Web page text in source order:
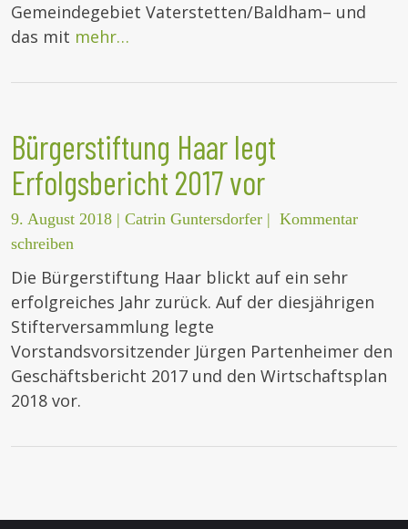
Gemeindegebiet Vaterstetten/Baldham– und
das mit mehr…
Bürgerstiftung Haar legt
Erfolgsbericht 2017 vor
9. August 2018 | Catrin Guntersdorfer | Kommentar
schreiben
Die Bürgerstiftung Haar blickt auf ein sehr
erfolgreiches Jahr zurück. Auf der diesjährigen
Stifterversammlung legte
Vorstandsvorsitzender Jürgen Partenheimer den
Geschäftsbericht 2017 und den Wirtschaftsplan
2018 vor.